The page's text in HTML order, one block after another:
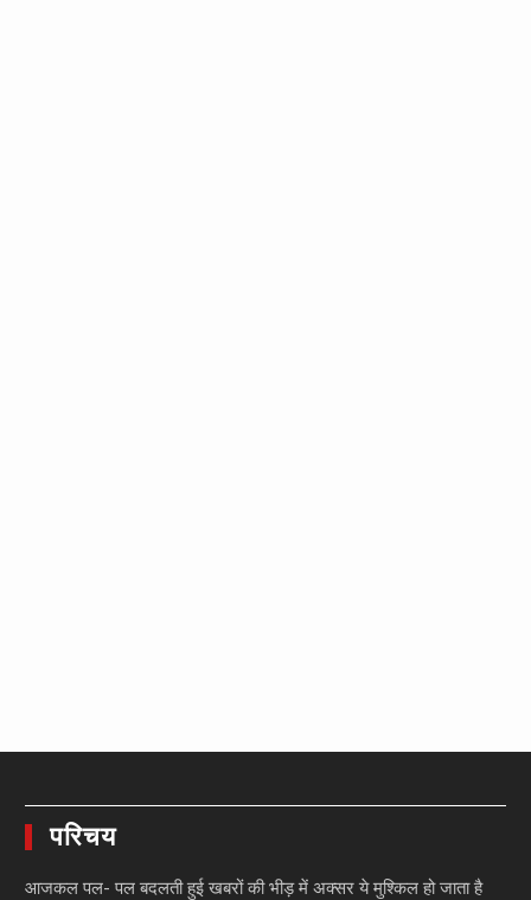
परिचय
आजकल पल- पल बदलती हुई खबरों की भीड़ में अक्सर ये मुश्किल हो जाता है